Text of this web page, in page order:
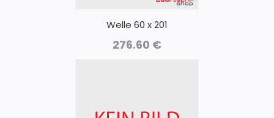
Welle 60 x 201
276.60 €